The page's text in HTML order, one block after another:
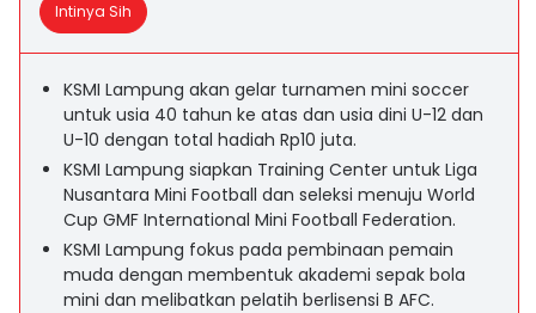
Intinya Sih
KSMI Lampung akan gelar turnamen mini soccer
untuk usia 40 tahun ke atas dan usia dini U-12 dan
U-10 dengan total hadiah Rp10 juta.
KSMI Lampung siapkan Training Center untuk Liga
Nusantara Mini Football dan seleksi menuju World
Cup GMF International Mini Football Federation.
KSMI Lampung fokus pada pembinaan pemain
muda dengan membentuk akademi sepak bola
mini dan melibatkan pelatih berlisensi B AFC.